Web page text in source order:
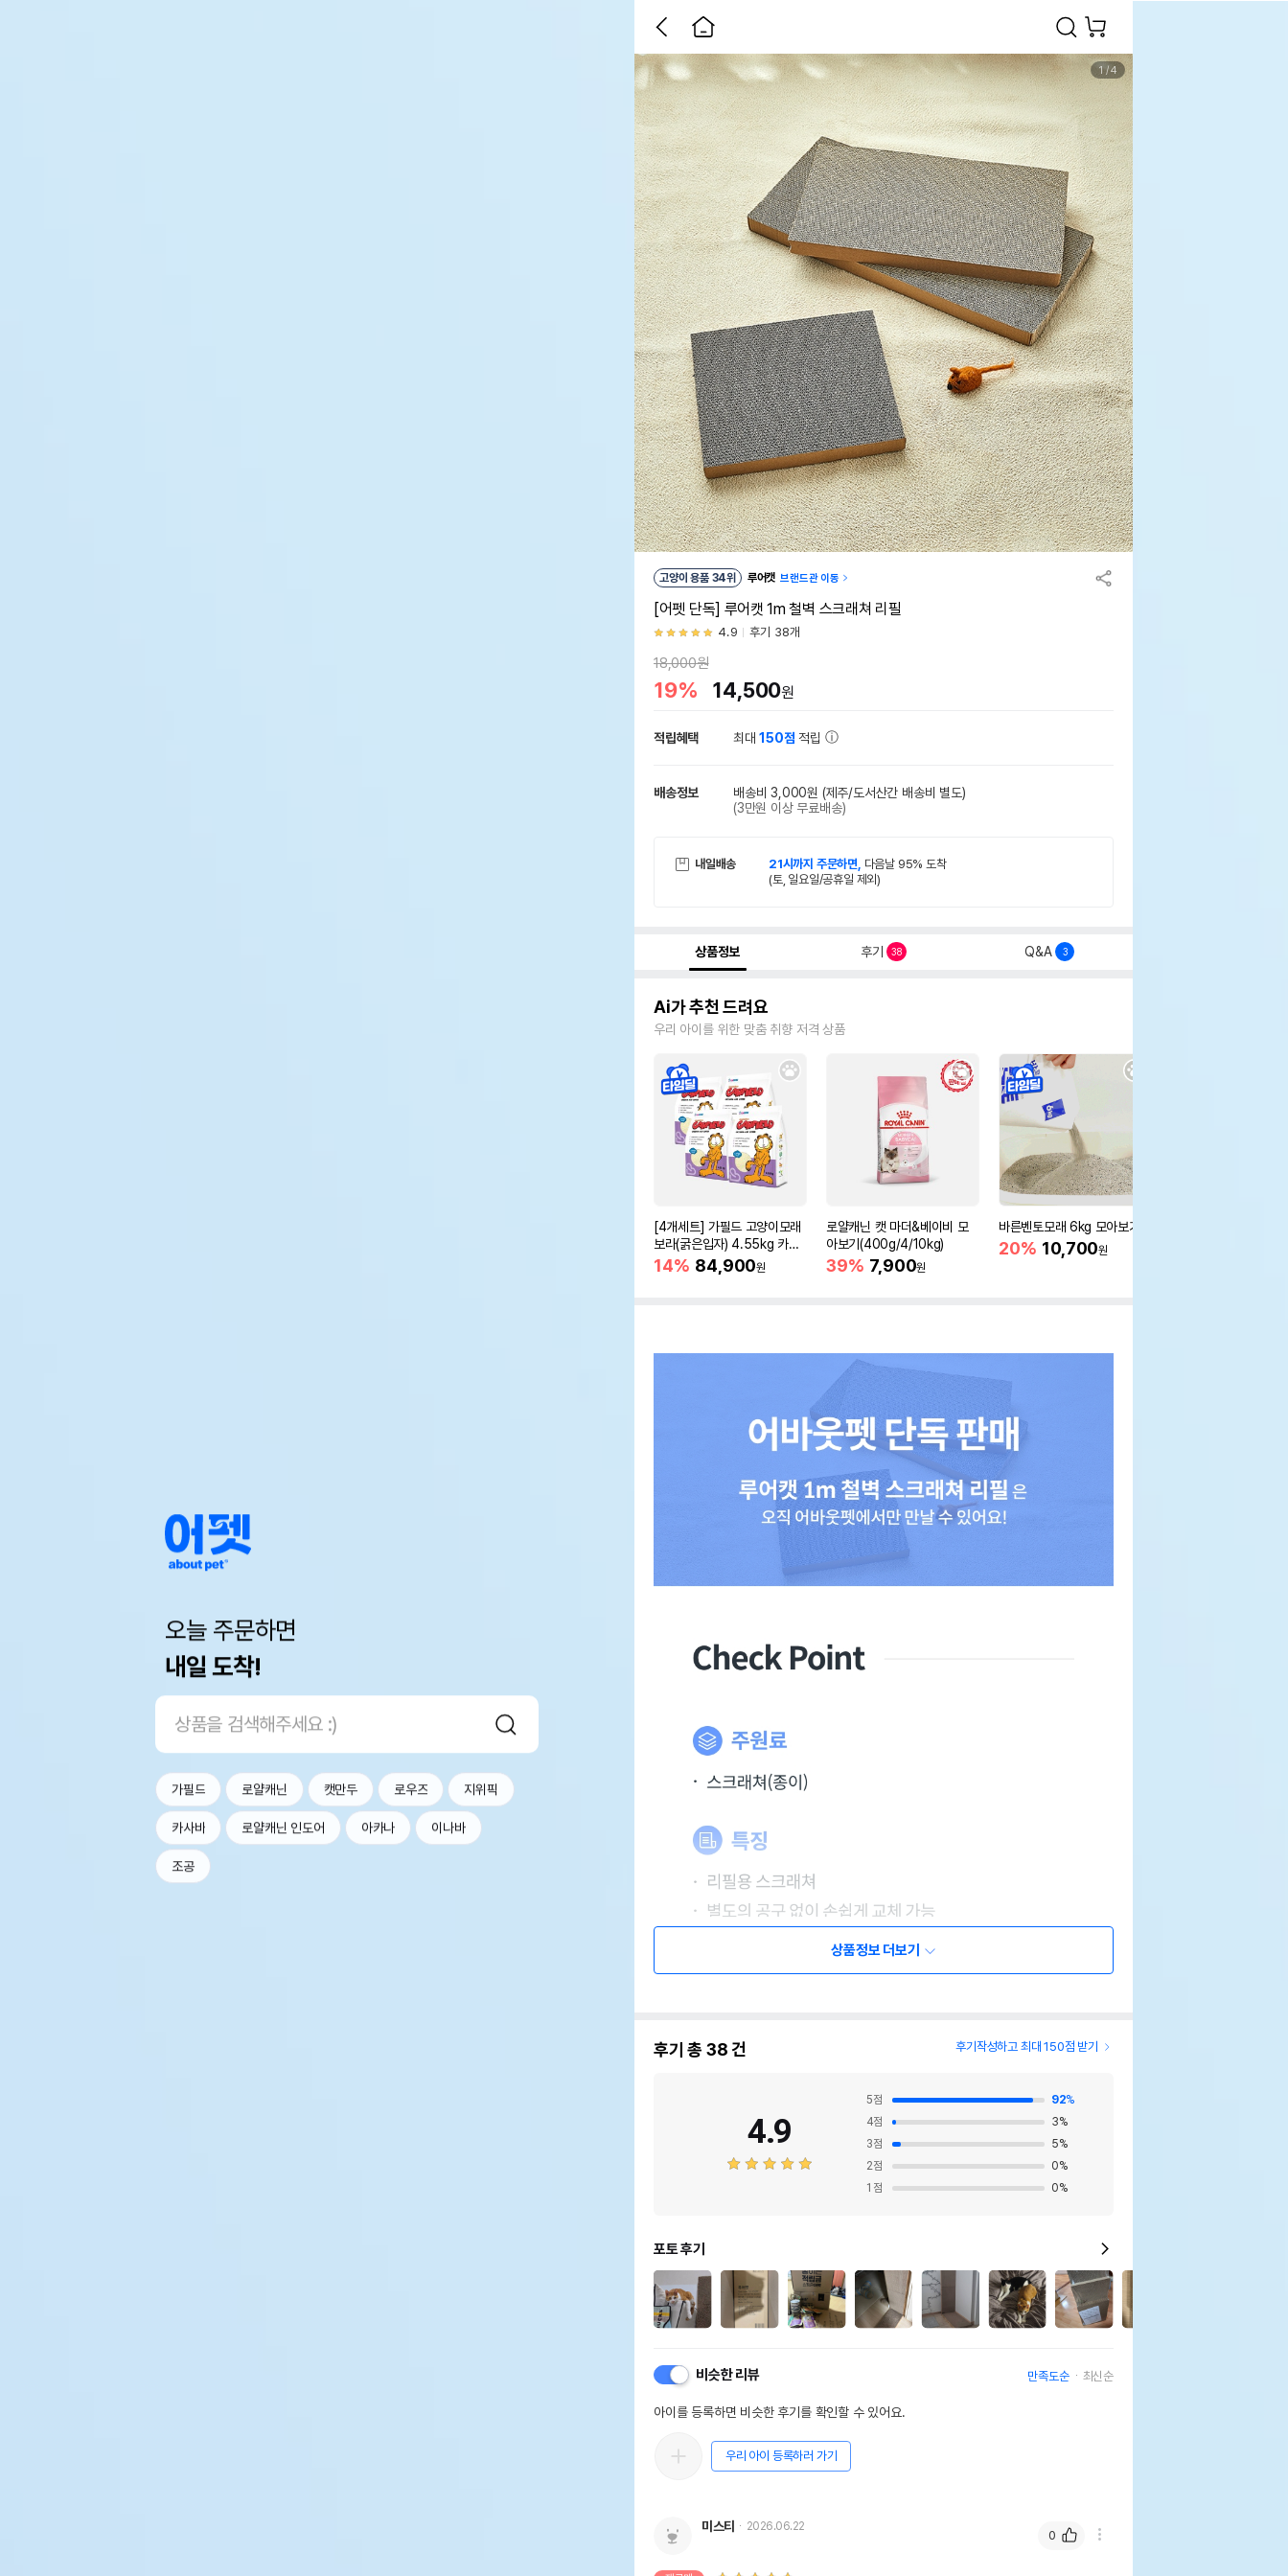
오늘 주문하면
내일 도착!
가필드 로얄캐닌 캣만두 로우즈 지위픽
카사바 로얄캐닌 인도어 아카나 이나바
조공
1/4
고양이 용품 34위 루어캣 브랜드관 이동
[어펫 단독] 루어캣 1m 철벽 스크래쳐 리필
4.9 후기 38개
18,000원
19% 14,500원
적립혜택 최대150점 적립
배송정보 배송비 3,000원 (제주/도서산간 배송비 별도)
(3만원 이상 무료배송)
내일배송 21시까지 주문하면, 다음날 95% 도착
(토, 일요일/공휴일 제외)
상품정보 후기 38 Q&A 3
Ai가 추천 드려요
우리 아이를 위한 맞춤 취향 저격 상품
[4개세트] 가필드 고양이모래
보라(굵은입자) 4.55kg 카사
바모래
14% 84,900원
로얄캐닌 캣 마더&베이비 모
아보기(400g/4/10kg)
39% 7,900원
바른벤토모래 6kg 모아보기
20% 10,700원
상품정보 더보기
후기 총 38건 후기작성하고 최대 150점 받기
4.9
5점 92%
4점 3%
3점 5%
2점 0%
1 점 0%
포토 후기
비슷한 리뷰 만족도순 최신순
아이를 등록하면 비슷한 후기를 확인할 수 있어요.
우리 아이 등록하러 가기
미스티 2026.06.22
0